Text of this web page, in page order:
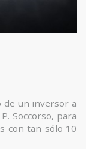
de un inversor a
Soccorso, para
con tan sólo 10